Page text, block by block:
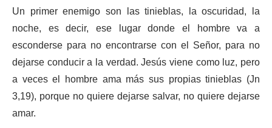
Un primer enemigo son las tinieblas, la oscuridad, la
noche, es decir, ese lugar donde el hombre va a
esconderse para no encontrarse con el Señor, para no
dejarse conducir a la verdad. Jesús viene como luz, pero
a veces el hombre ama más sus propias tinieblas (Jn
3,19), porque no quiere dejarse salvar, no quiere dejarse
amar.